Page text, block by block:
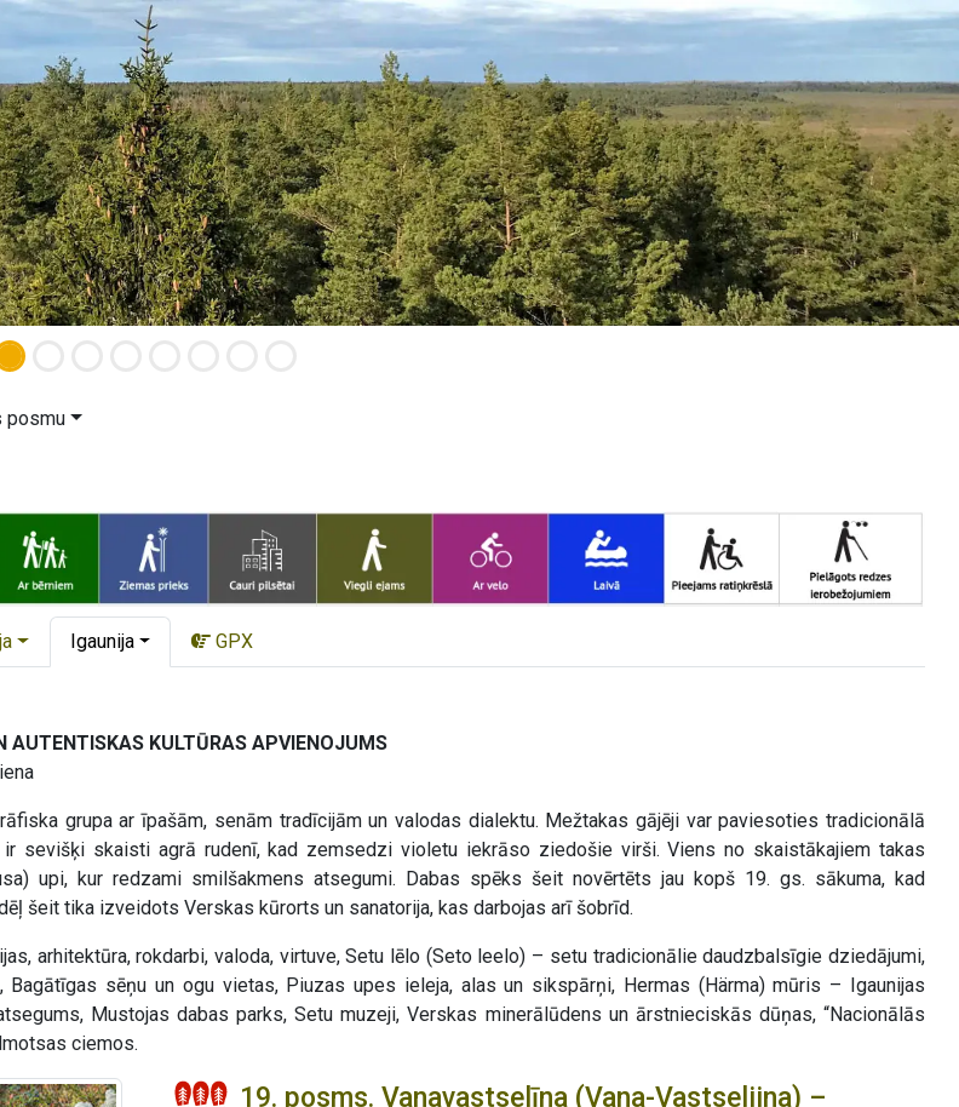
posmu
Igaunija GPX
AUTENTISKAS KULTŪRAS APVIENOJUMS
grupa ar īpašām, senām tradīcijām un valodas dialektu. Mežtakas gājēji var paviesoties tradicionālā
sevišķi skaisti agrā rudenī, kad zemsedzi violetu iekrāso ziedošie virši. Viens no skaistākajiem takas
upi, kur redzami smilšakmens atsegumi. Dabas spēks šeit novērtēts jau kopš 19. gs. sākuma, kad
šeit tika izveidots Verskas kūrorts un sanatorija, kas darbojas arī šobrīd.
arhitektūra, rokdarbi, valoda, virtuve, Setu lēlo (Seto leelo) – setu tradicionālie daudzbalsīgie dziedājumi,
Bagātīgas sēņu un ogu vietas, Piuzas upes ieleja, alas un sikspārņi, Hermas (Härma) mūris – Igaunijas
Mustojas dabas parks, Setu muzeji, Verskas minerālūdens un ārstnieciskās dūņas, “Nacionālās
ciemos.
19. posms. Vanavastselīna (Vana-Vastseliina) –